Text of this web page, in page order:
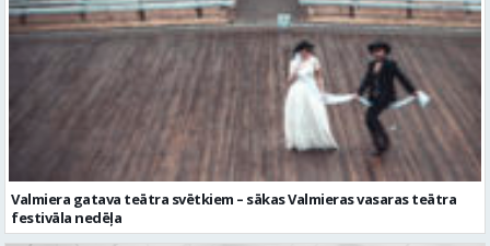
Valmiera gatava teātra svētkiem – sākas Valmieras vasaras teātra
festivāla nedēļa